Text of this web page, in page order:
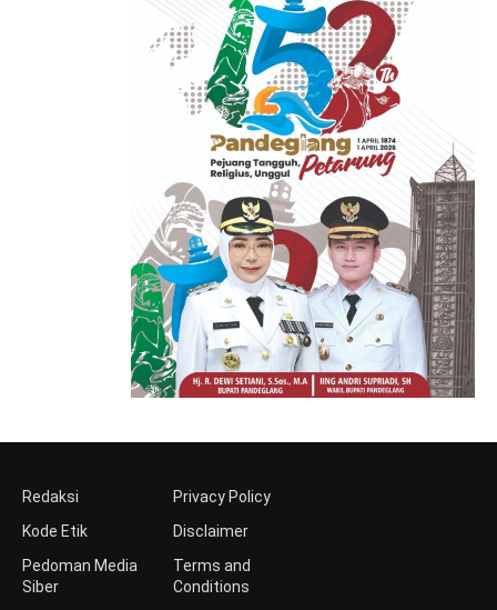
Redaksi
Kode Etik
Pedoman Media
Siber
Privacy Policy
Disclaimer
Terms and
Conditions